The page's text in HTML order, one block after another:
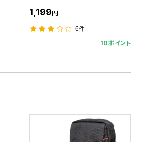
1,199円
6件
10ポイント